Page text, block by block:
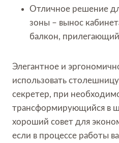
Отличное решение
зоны – вынос
балкон, прилегающий
Элегантное и
использовать
секретер, при
трансформирующийся в
хороший совет для
если в процессе работы